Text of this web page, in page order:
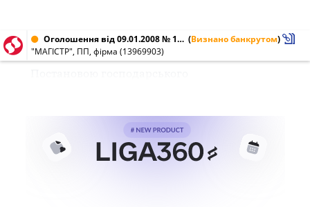
Оголошення від 09.01.2008 № 13969903 (Визнано банкрутом)
"МАГІСТР", ПП, фірма (13969903)